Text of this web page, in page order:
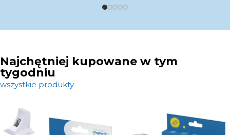
Najchętniej kupowane w tym
tygodniu
wszystkie produkty